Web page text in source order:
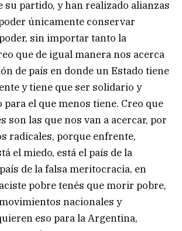
su partido, y han realizado alianzas
únicamente conservar
sin importar tanto la
que de igual manera nos acerca
de país en donde un Estado tiene
y tiene que ser solidario y
el que menos tiene. Creo que
son las que nos van a acercar, por
radicales, porque enfrente,
el miedo, está el país de la
de la falsa meritocracia, en
pobre tenés que morir pobre,
nacionales y
eso para la Argentina,